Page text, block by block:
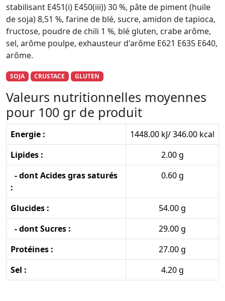
stabilisant E451(i) E450(iii)) 30 %, pâte de piment (huile
de soja) 8,51 %, farine de blé, sucre, amidon de tapioca,
fructose, poudre de chili 1 %, blé gluten, crabe arôme,
sel, arôme poulpe, exhausteur d'arôme E621 E635 E640,
arôme.
SOJA CRUSTACE GLUTEN
Valeurs nutritionnelles moyennes
pour 100 gr de produit
Energie :
1448.00 kJ/ 346.00 kcal
Lipides :
2.00 g
- dont Acides gras saturés
:
0.60 g
Glucides :
54.00 g
- dont Sucres :
29.00 g
Protéines :
27.00 g
Sel :
4.20 g